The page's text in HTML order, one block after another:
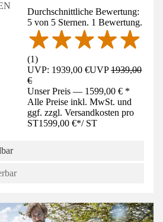
Durchschnittliche Bewertung:
5 von 5 Sternen. 1 Bewertung.
(1)
UVP: 1939,00 €UVP1939,00
€
Unser Preis — 1599,00 € *
Alle Preise inkl. MwSt. und
ggf. zzgl. Versandkosten pro
ST1599,00 €*/ ST